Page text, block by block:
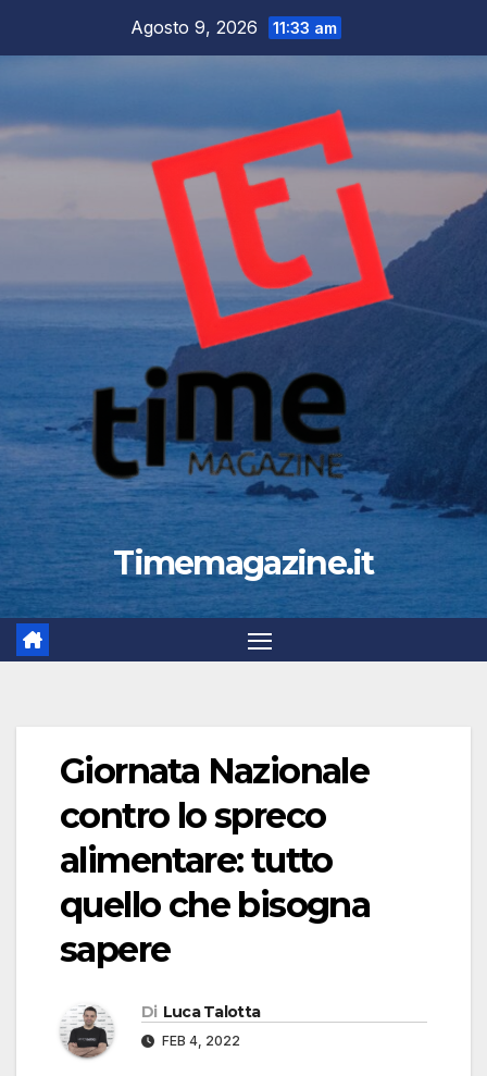
Agosto 9, 2026 11:33 am
Timemagazine.it
Giornata Nazionale
contro lo spreco
alimentare: tutto
quello che bisogna
sapere
Di Luca Talotta
FEB 4, 2022